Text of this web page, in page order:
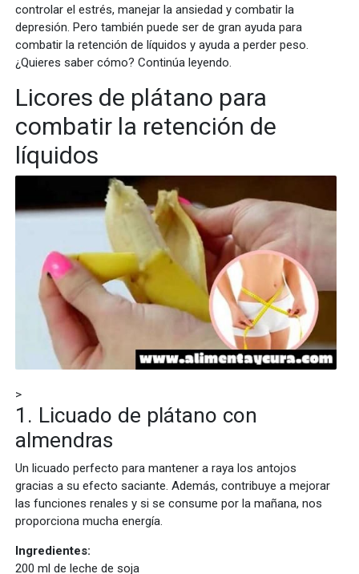
controlar el estrés, manejar la ansiedad y combatir la
depresión. Pero también puede ser de gran ayuda para
combatir la retención de líquidos y ayuda a perder peso.
¿Quieres saber cómo? Continúa leyendo.
Licores de plátano para
combatir la retención de
líquidos
>
1. Licuado de plátano con
almendras
Un licuado perfecto para mantener a raya los antojos
gracias a su efecto saciante. Además, contribuye a mejorar
las funciones renales y si se consume por la mañana, nos
proporciona mucha energía.
Ingredientes:
200 ml de leche de soja